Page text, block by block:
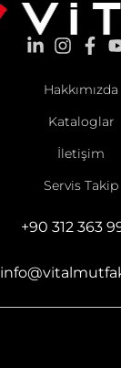
Hakkımızda
Kataloglar
İletişim
Servis Takip
+90 312 363